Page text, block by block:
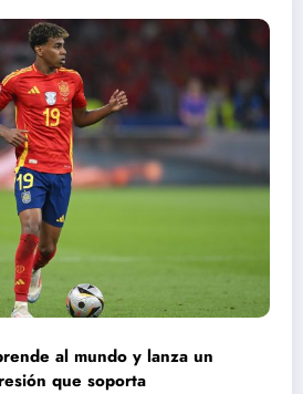
al mundo y lanza un
que soporta